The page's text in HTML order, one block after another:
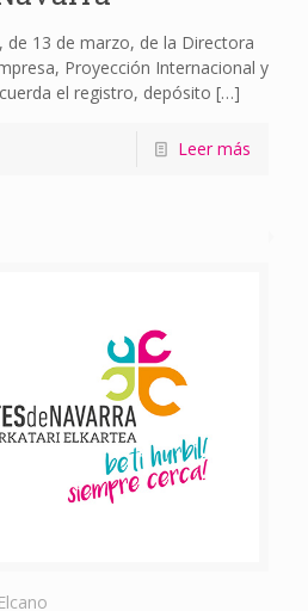
de 13 de marzo, de la Directora
Proyección Internacional y
el registro, depósito […]
Leer más